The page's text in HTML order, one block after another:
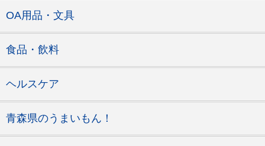
OA用品・文具
食品・飲料
ヘルスケア
青森県のうまいもん！